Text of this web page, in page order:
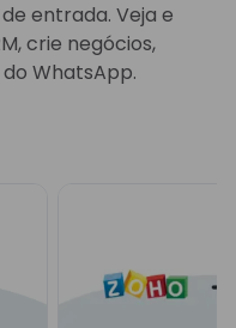
entrada. Veja e
crie negócios,
WhatsApp.